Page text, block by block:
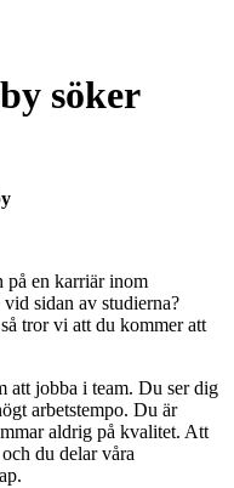
söker
på en karriär inom
sidan av studierna?
tror vi att du kommer att
att jobba i team. Du ser dig
arbetstempo. Du är
aldrig på kvalitet. Att
du delar våra